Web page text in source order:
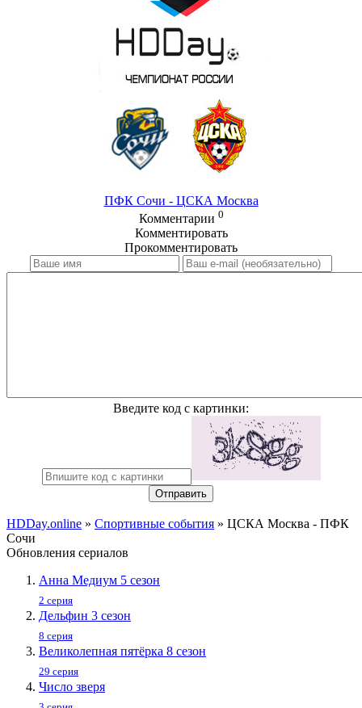
ПФК Сочи - ЦСКА Москва
Комментарии 0
Комментировать
Прокомментировать
Введите код с картинки:
Отправить
HDDay.online » Спортивные события » ЦСКА Москва - ПФК
Сочи
Обновления сериалов
Анна Медиум 5 сезон
2 серия
Дельфин 3 сезон
8 серия
Великолепная пятёрка 8 сезон
29 серия
Число зверя